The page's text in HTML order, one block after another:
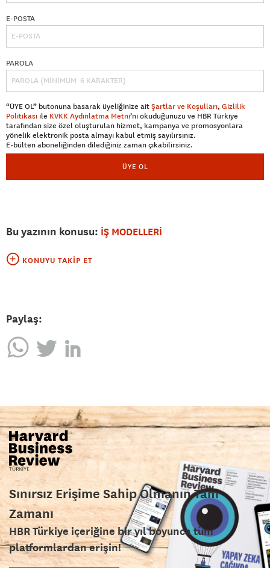
E-POSTA
PAROLA
“ÜYE OL” butonuna basarak üyeliğinize aitŞartlar ve Koşulları, Gizlilik
Politikası ile KVKK Aydınlatma Metni’ni okuduğunuzu ve HBR Türkiye
tarafından size özel oluşturulan hizmet, kampanya ve promosyonlara
yönelik elektronik posta almayı kabul etmiş sayılırsınız.
E-bülten aboneliğinden dilediğiniz zaman çıkabilirsiniz.
ÜYE OL
Bu yazının konusu: İŞ MODELLERİ
KONUYU TAKIP ET
Paylaş:
Sınırsız Erişime Sahip Olmanın Tam
Zamanı
HBR Türkiye içeriğine bir yıl boyunca tüm
platformlardan erişin!